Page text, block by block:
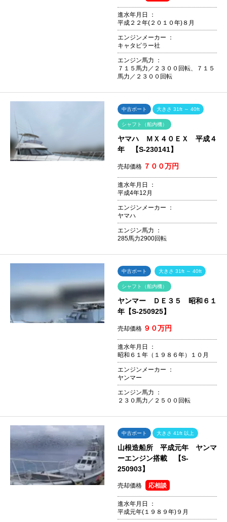
進水年月日 ：
平成２２年(２０１０年)８月
エンジンメーカー ：
キャタピラー社
エンジン馬力 ：
７１５馬力／２３００回転、７１５
馬力／２３００回転
中古ボート 大きさ 31ft ～ 40ft
シャフト（船内機）
ヤマハ ＭＸ４０ＥＸ 平成４
年 【S-230141】
売却価格 ７００万円
進水年月日 ：
平成4年12月
エンジンメーカー ：
ヤマハ
エンジン馬力 ：
285馬力2900回転
中古ボート 大きさ 31ft ～ 40ft
シャフト（船内機）
ヤンマー ＤＥ３５ 昭和６１
年【S-250925】
売却価格 ９０万円
進水年月日 ：
昭和６１年（１９８６年）１０月
エンジンメーカー ：
ヤンマー
エンジン馬力 ：
２３０馬力／２５００回転
中古ボート 大きさ 41ft 以上
山根造船所 平成元年 ヤンマ
ーエンジン搭載 【S-
250903】
売却価格 応相談
進水年月日 ：
平成元年(１９８９年)９月